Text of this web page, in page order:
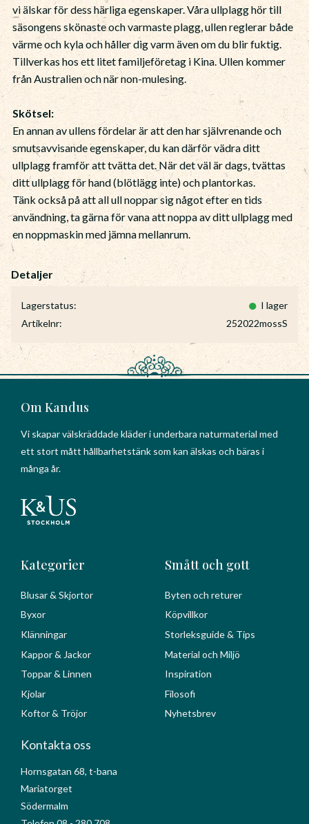
Lagerstatus
I lager
Artikelnr
252022mossS
vi älskar för dess härliga egenskaper. Våra ullplagg hör till
säsongens skönaste och varmaste plagg, ullen reglerar både
värme och kyla och håller dig varm även om du blir fuktig.
Tillverkas hos ett litet familjeföretag i Kina. Ullen kommer
från Australien och när non-mulesing.
Skötsel:
En annan av ullens fördelar är att den har självrenande och
smutsavvisande egenskaper, du kan därför vädra ditt
ullplagg framför att tvätta det. När det väl är dags, tvättas
ditt ullplagg för hand (blötlägg inte) och plantorkas.
Tänk också på att all ull noppar sig något efter en tids
användning, ta gärna för vana att noppa av ditt ullplagg med
en noppmaskin med jämna mellanrum.
Om Kandus
Vi skapar välskräddade kläder i underbara naturmaterial med
ett stort mått hållbarhetstänk som kan älskas och bäras i
många år.
Kategorier
Blusar & Skjortor
Byxor
Klänningar
Kappor & Jackor
Toppar & Linnen
Kjolar
Koftor & Tröjor
Smått och gott
Byten och returer
Köpvillkor
Storleksguide & Tips
Material och Miljö
Inspiration
Filosofi
Nyhetsbrev
Kontakta oss
Hornsgatan 68, t-bana
Mariatorget
Södermalm